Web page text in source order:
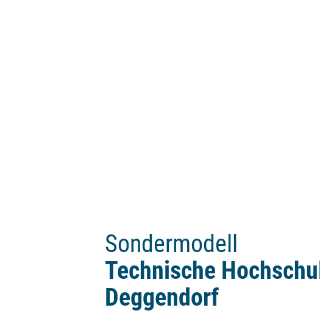
Sondermodell
Technische
Deggendorf